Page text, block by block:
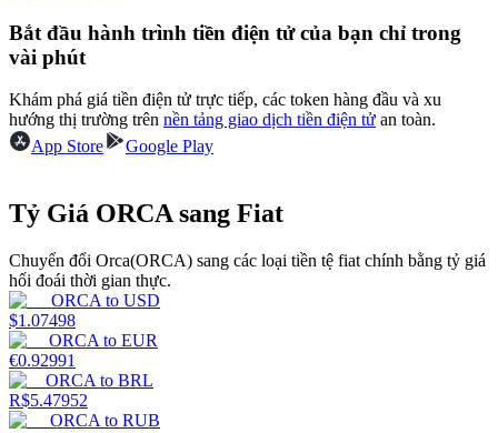
Làm cho tài sản của bạn tăng giá trị đều đặn
Bắt đầu hành trình tiền điện tử của bạn chỉ trong
vài phút
Khám phá giá tiền điện tử trực tiếp, các token hàng đầu và xu
hướng thị trường trên nền tảng giao dịch tiền điện tử an toàn.
App Store
Google Play
Tỷ Giá ORCA sang Fiat
Chuyển đổi Orca(ORCA) sang các loại tiền tệ fiat chính bằng tỷ giá
hối đoái thời gian thực.
ORCA to USD
$1.07498
ORCA to EUR
€0.92991
ORCA to BRL
R$5.47952
ORCA to RUB